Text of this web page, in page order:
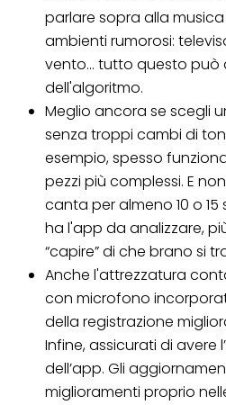
parlare sopra alla
ambienti rumorosi:
vento... tutto questo può
dell'algoritmo.
Meglio ancora se scegli
senza troppi cambi di
esempio, spesso
pezzi più complessi. E
canta per almeno 10 o
ha l'app da analizzare,
“capire” di che brano si
Anche l'attrezzatura
con microfono
della registrazione
Infine, assicurati di avere
dell’app. Gli
miglioramenti proprio